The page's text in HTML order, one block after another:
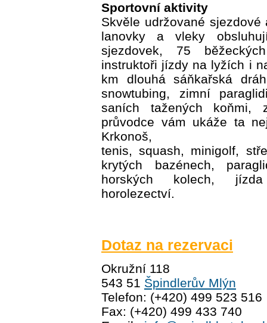
Sportovní aktivity
Skvěle udržované sjezdové
lanovky a vleky
sjezdovek, 75
instruktoři jízdy na lyžích i
km dlouhá sáňkařská
snowtubing, zimní
saních tažených koňmi,
průvodce vám ukáže ta
Krkonoš,
tenis, squash, minigolf,
krytých bazénech,
horských kolech,
horolezectví.
Dotaz na rezervaci
Okružní 118
543 51 Špindlerův Mlýn
Telefon: (+420) 499 523 516
Fax: (+420) 499 433 740